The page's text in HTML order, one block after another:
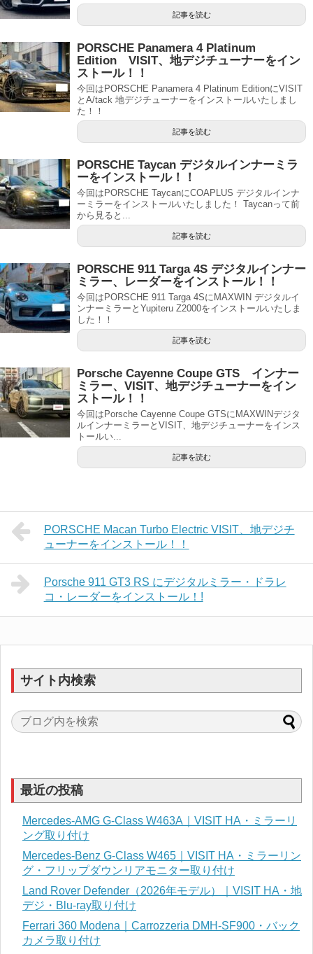
記事を読む
PORSCHE Panamera 4 Platinum
Edition VISIT、地デジチューナーをイン
ストール！！
今回はPORSCHE Panamera 4 Platinum EditionにVISIT
とA/tack 地デジチューナーをインストールいたしまし
た！！
記事を読む
PORSCHE Taycan デジタルインナーミラ
ーをインストール！！
今回はPORSCHE TaycanにCOAPLUS デジタルインナ
ーミラーをインストールいたしました！ Taycanって前
から見ると...
記事を読む
PORSCHE 911 Targa 4S デジタルインナー
ミラー、レーダーをインストール！！
今回はPORSCHE 911 Targa 4SにMAXWIN デジタルイ
ンナーミラーとYupiteru Z2000をインストールいたしま
した！！
記事を読む
Porsche Cayenne Coupe GTS インナー
ミラー、VISIT、地デジチューナーをイン
ストール！！
今回はPorsche Cayenne Coupe GTSにMAXWINデジタ
ルインナーミラーとVISIT、地デジチューナーをインス
トールい...
記事を読む
PORSCHE Macan Turbo Electric VISIT、地デジチ
ューナーをインストール！！
Porsche 911 GT3 RS にデジタルミラー・ドラレ
コ・レーダーをインストール！!
サイト内検索
最近の投稿
Mercedes-AMG G-Class W463A｜VISIT HA・ミラーリ
ング取り付け
Mercedes-Benz G-Class W465｜VISIT HA・ミラーリン
グ・フリップダウンリアモニター取り付け
Land Rover Defender（2026年モデル）｜VISIT HA・地
デジ・Blu-ray取り付け
Ferrari 360 Modena｜Carrozzeria DMH-SF900・バック
カメラ取り付け